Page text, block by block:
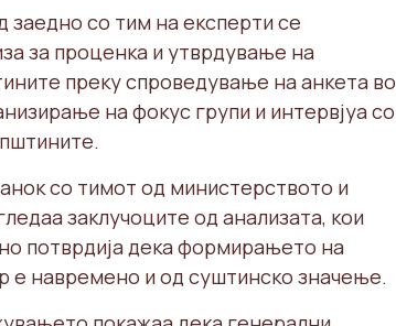
заедно со тим на експерти се
за проценка и утврдување на
преку спроведување на анкета во
на фокус групи и интервјуа со
со тимот од министерството и
заклучоците од анализата, кои
потврдија дека формирањето на
е навремено и од суштинско значење.